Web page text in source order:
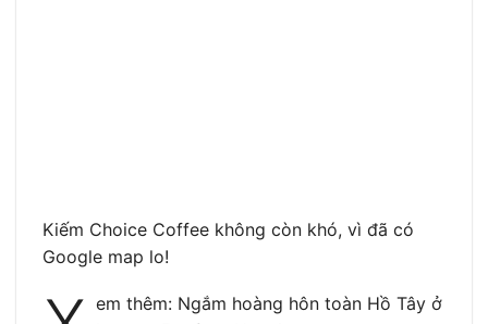
Kiếm Choice Coffee không còn khó, vì đã có
Google map lo!
em thêm: Ngắm hoàng hôn toàn Hồ Tây ở